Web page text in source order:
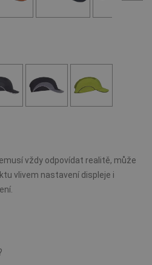
vždy odpovídat realitě, může
vlivem nastavení displeje i